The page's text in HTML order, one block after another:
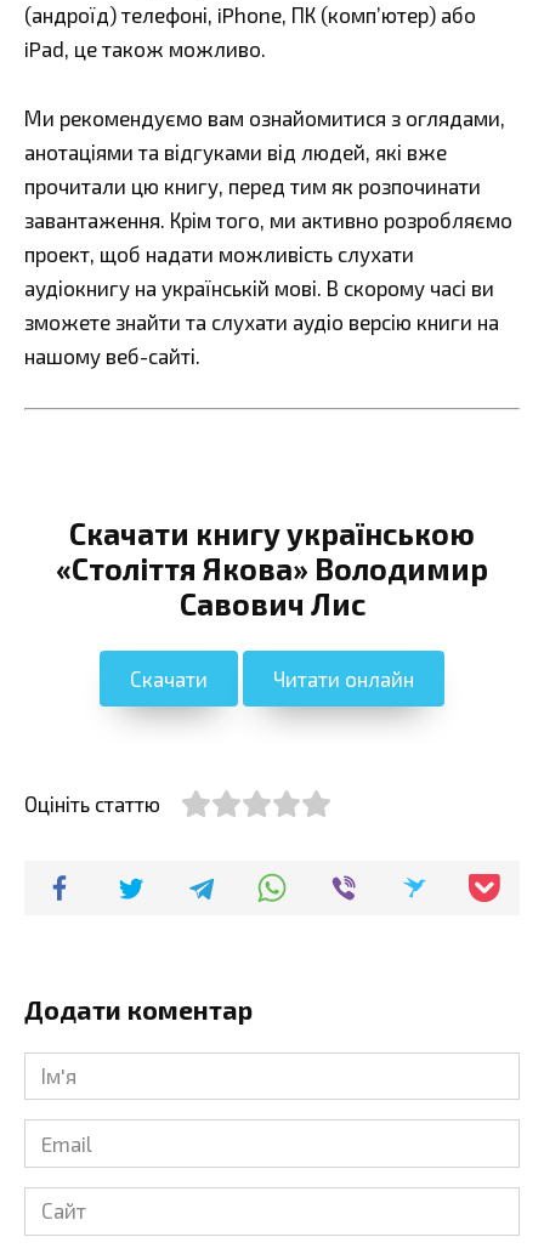
(андроїд) телефоні, iPhone, ПК (комп’ютер) або
iPad, це також можливо.
Ми рекомендуємо вам ознайомитися з оглядами,
анотаціями та відгуками від людей, які вже
прочитали цю книгу, перед тим як розпочинати
завантаження. Крім того, ми активно розробляємо
проект, щоб надати можливість слухати
аудіокнигу на українській мові. В скорому часі ви
зможете знайти та слухати аудіо версію книги на
нашому веб-сайті.
Скачати книгу українською
«Століття Якова» Володимир
Савович Лис
Скачати Читати онлайн
Оцініть статтю
Додати коментар
Ім'я
Email
Сайт